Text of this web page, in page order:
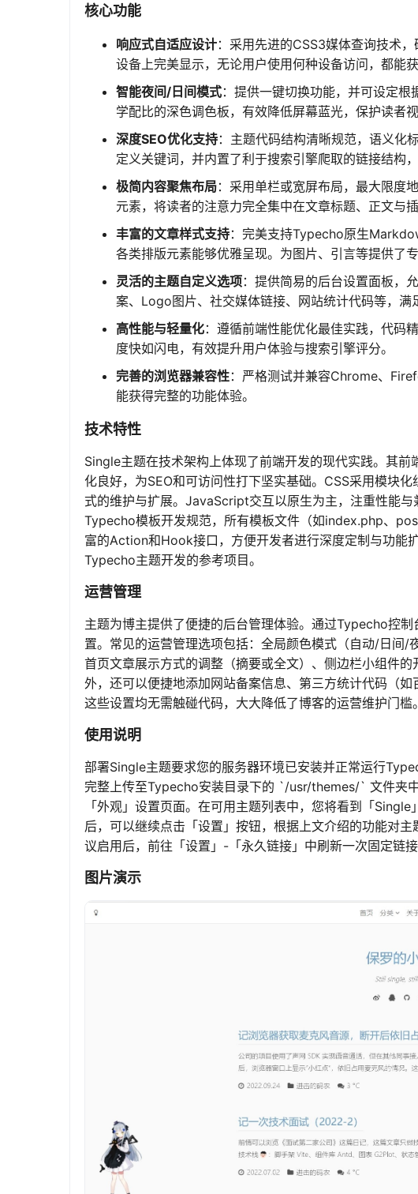
核心功能
响应式自适应设计：采用先进的CSS3媒体查询技术
设备上完美显示，无论用户使用何种设备访问，都能
智能夜间/日间模式：提供一键切换功能，并可设定
学配比的深色调色板，有效降低屏幕蓝光，保护读者
深度SEO优化支持：主题代码结构清晰规范，语义化
定义关键词，并内置了利于搜索引擎爬取的链接结构
极简内容聚焦布局：采用单栏或宽屏布局，最大限度
元素，将读者的注意力完全集中在文章标题、正文与
丰富的文章样式支持：完美支持Typecho原生
各类排版元素能够优雅呈现。为图片、引言等提供了专
灵活的主题自定义选项：提供简易的后台设置面板，
案、Logo图片、社交媒体链接、网站统计代码等，满
高性能与轻量化：遵循前端性能优化最佳实践，代码
度快如闪电，有效提升用户体验与搜索引擎评分。
完善的浏览器兼容性：严格测试并兼容Chrome、
能获得完整的功能体验。
技术特性
Single主题在技术架构上体现了前端开发的现代实践。其
化良好，为SEO和可访问性打下坚实基础。CSS采用模块
式的维护与扩展。JavaScript交互以原生为主，注重性能
Typecho模板开发规范，所有模板文件（如index.php、
富的Action和Hook接口，方便开发者进行深度定制与功能
Typecho主题开发的参考项目。
运营管理
主题为博主提供了便捷的后台管理体验。通过Typecho控
置。常见的运营管理选项包括：全局颜色模式（自动/日间
首页文章展示方式的调整（摘要或全文）、侧边栏小组件
外，还可以便捷地添加网站备案信息、第三方统计代码（
这些设置均无需触碰代码，大大降低了博客的运营维护门槛。
使用说明
部署Single主题要求您的服务器环境已安装并正常运行
完整上传至Typecho安装目录下的 `/usr/themes/` 文件夹
「外观」设置页面。在可用主题列表中，您将看到「
后，可以继续点击「设置」按钮，根据上文介绍的功能对
议启用后，前往「设置」-「永久链接」中刷新一次固定链接
图片演示